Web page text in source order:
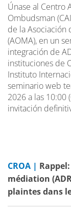
Únase al Centro
Ombudsman
de la Asociación
(AOMA), en un
integración de
instituciones de
Instituto
seminario web
2026 a las 10:00
invitación
CROA |
médiation
plaintes dans